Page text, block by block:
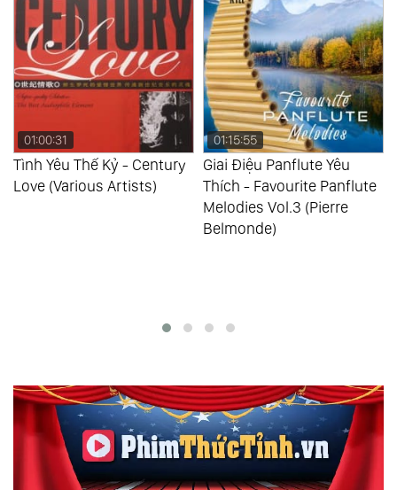
01:00:31
Tình Yêu Thế Kỷ - Century
Love (Various Artists)
01:15:55
Giai Điệu Panflute Yêu
Thích - Favourite Panflute
Melodies Vol.3 (Pierre
Belmonde)